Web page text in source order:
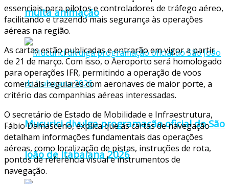
muita animação
Mucurici divulga programação oficial do São
João de Itabaiana 2026
essenciais para pilotos e controladores de tráfego aéreo,
facilitando e trazendo mais segurança às operações
aéreas na região.
As cartas estão publicadas e entrarão em vigor a partir
de 21 de março. Com isso, o Aeroporto será homologado
para operações IFR, permitindo a operação de voos
comerciais regulares com aeronaves de maior porte, a
critério das companhias aéreas interessadas.
O secretário de Estado de Mobilidade e Infraestrutura,
Fábio Damasceno, explica que as cartas de navegação
detalham informações fundamentais das operações
aéreas, como localização de pistas, instruções de rota,
pontos de referência visual e instrumentos de
navegação.